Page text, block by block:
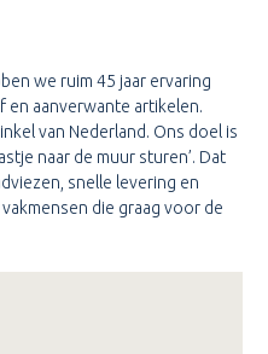
we ruim 45 jaar ervaring
en aanverwante artikelen.
van Nederland. Ons doel is
naar de muur sturen’. Dat
snelle levering en
die graag voor de